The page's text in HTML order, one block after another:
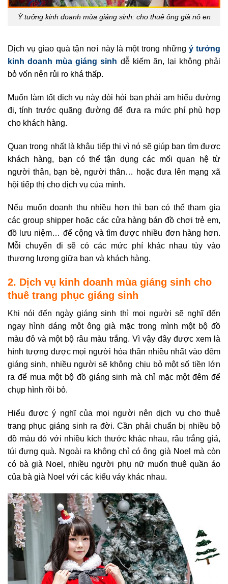
Ý tưởng kinh doanh mùa giáng sinh: cho thuê ông già nô en
Dịch vụ giao quà tận nơi này là một trong nhữngý tưởng
kinh doanh mùa giáng sinh dễ kiếm ăn, lại không phải
bỏ vốn nên rủi ro khá thấp.
Muốn làm tốt dịch vụ này đòi hỏi bạn phải am hiểu đường
đi, tính trước quãng đường để đưa ra mức phí phù hợp
cho khách hàng.
Quan trọng nhất là khâu tiếp thị vì nó sẽ giúp bạn tìm được
khách hàng, bạn có thể tận dụng các mối quan hệ từ
người thân, bạn bè, người thân… hoặc đưa lên mạng xã
hội tiếp thị cho dịch vụ của mình.
Nếu muốn doanh thu nhiều hơn thì bạn có thể tham gia
các group shipper hoặc các cửa hàng bán đồ chơi trẻ em,
đồ lưu niệm… để cộng và tìm được nhiều đơn hàng hơn.
Mỗi chuyến đi sẽ có các mức phí khác nhau tùy vào
thương lượng giữa bạn và khách hàng.
2. Dịch vụ kinh doanh mùa giáng sinh cho
thuê trang phục giáng sinh
Khi nói đến ngày giáng sinh thì mọi người sẽ nghĩ đến
ngay hình dáng một ông già mặc trong mình một bộ đồ
màu đỏ và một bộ râu màu trắng. Vì vậy đây được xem là
hình tượng được mọi người hóa thân nhiều nhất vào đêm
giáng sinh, nhiều người sẽ không chịu bỏ một số tiền lớn
ra để mua một bộ đồ giáng sinh mà chỉ mặc một đêm để
chụp hình rồi bỏ.
Hiểu được ý nghĩ của mọi người nên dịch vụ cho thuê
trang phục giáng sinh ra đời. Cần phải chuẩn bị nhiều bộ
đồ màu đỏ với nhiều kích thước khác nhau, râu trắng giả,
túi đựng quà. Ngoài ra không chỉ có ông già Noel mà còn
có bà già Noel, nhiều người phụ nữ muốn thuê quần áo
của bà già Noel với các kiểu váy khác nhau.